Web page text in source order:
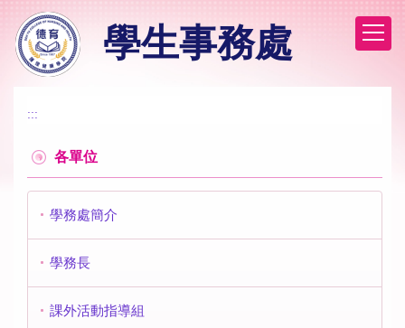
到
主
學生事務處
:::
各單位
學務處簡介
學務長
課外活動指導組